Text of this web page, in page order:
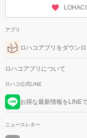
アプリ
ロハコアプリをダウン
ロハコアプリについて
ロハコ公式LINE
お得な最新情報をLINE
ニュースレター